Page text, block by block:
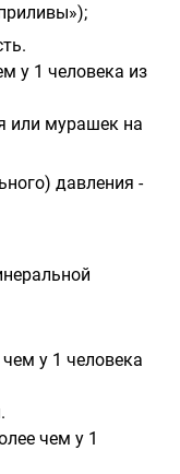
у 1 человека из
или мурашек на
давления -
у 1 человека
чем у 1